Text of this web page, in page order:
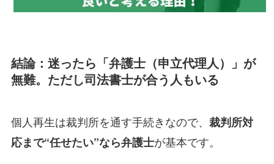
結論：迷ったら「弁護士（申立代理人）」が
無難。ただし司法書士が合う人もいる
個人再生は裁判所を通す手続きなので、 裁判所対
応まで“任せたい”なら弁護士が基本です。